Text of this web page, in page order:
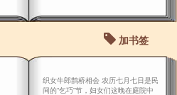
加书签
织女牛郎鹊桥相会 农历七月七日是民
间的“乞巧”节，妇女们这晚在庭院中